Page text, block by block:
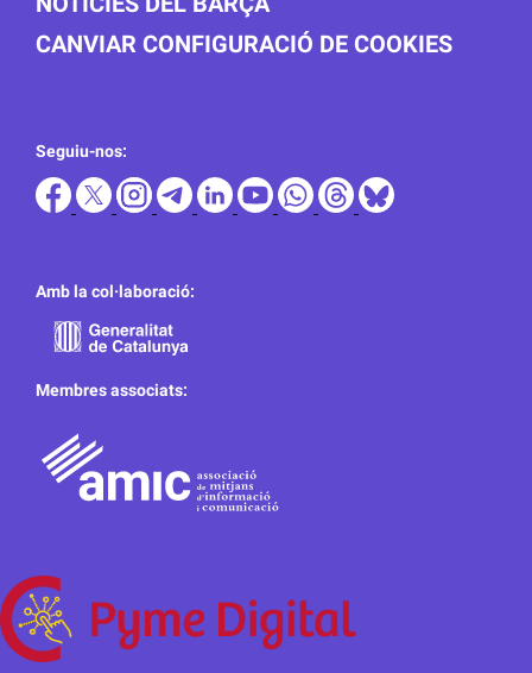
CANVIAR CONFIGURACIÓ DE COOKIES
Seguiu-nos:
Amb la col·laboració:
Membres associats: